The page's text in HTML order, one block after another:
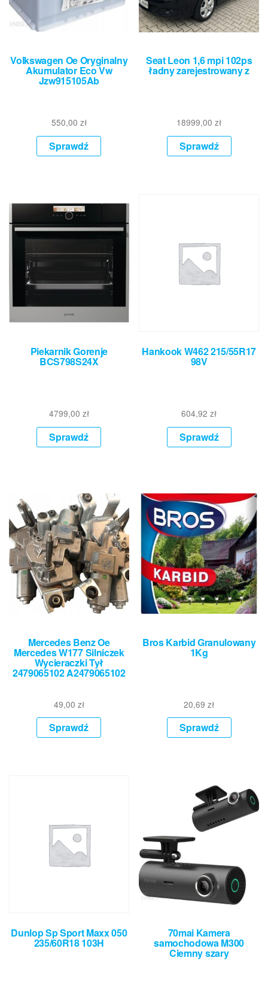
Volkswagen Oe Oryginalny
Akumulator Eco Vw
Jzw915105Ab
550,00 zł
Sprawdź
Seat Leon 1,6 mpi 102ps
ładny zarejestrowany z
18999,00zł
Sprawdź
Piekarnik Gorenje
BCS798S24X
4799,00 zł
Sprawdź
Hankook W462 215/55R17
98V
604,92zł
Sprawdź
Mercedes Benz Oe
Mercedes W177 Silniczek
Wycieraczki Tył
2479065102 A2479065102
49,00 zł
Sprawdź
Bros Karbid Granulowany
1Kg
20,69zł
Sprawdź
Dunlop Sp Sport Maxx 050
235/60R18 103H
70mai Kamera
samochodowa M300
Ciemny szary